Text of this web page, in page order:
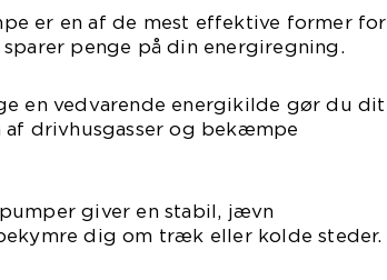
er en af de mest effektive former for
penge på din energiregning.
en vedvarende energikilde gør du dit
drivhusgasser og bekæmpe
giver en stabil, jævn
dig om træk eller kolde steder.